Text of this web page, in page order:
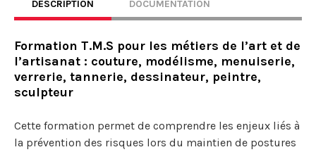
DESCRIPTION DOCUMENTATION
Formation T.M.S pour les métiers de l’art et de
l’artisanat : couture, modélisme, menuiserie,
verrerie, tannerie, dessinateur, peintre,
sculpteur
Cette formation permet de comprendre les enjeux liés à
la prévention des risques lors du maintien de postures